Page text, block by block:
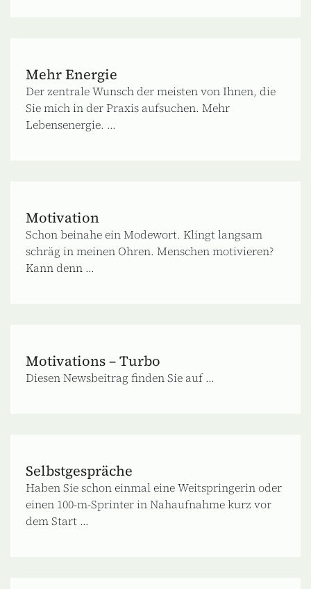
Mehr Energie
Der zentrale Wunsch der meisten von Ihnen, die
Sie mich in der Praxis aufsuchen. Mehr
Lebensenergie. ...
Motivation
Schon beinahe ein Modewort. Klingt langsam
schräg in meinen Ohren. Menschen motivieren?
Kann denn ...
Motivations – Turbo
Diesen Newsbeitrag finden Sie auf ...
Selbstgespräche
Haben Sie schon einmal eine Weitspringerin oder
einen 100-m-Sprinter in Nahaufnahme kurz vor
dem Start ...